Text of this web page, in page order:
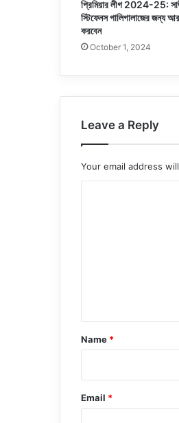
প্রিমিয়ার লীগ 2024-25:
স্টিফেনস গালিগালাজের জন্য
করবেন
October 1, 2024
Leave a Reply
Your email address
*
Name *
Email *